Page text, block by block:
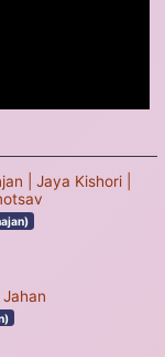
| Jaya Kishori |